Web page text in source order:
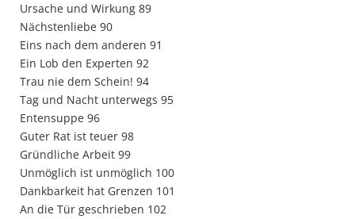
Ursache und Wirkung 89
Nächstenliebe 90
Eins nach dem anderen 91
Ein Lob den Experten 92
Trau nie dem Schein! 94
Tag und Nacht unterwegs 95
Entensuppe 96
Guter Rat ist teuer 98
Gründliche Arbeit 99
Unmöglich ist unmöglich 100
Dankbarkeit hat Grenzen 101
An die Tür geschrieben 102